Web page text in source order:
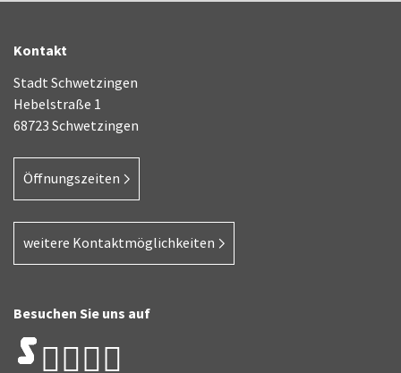
Kontakt
Stadt Schwetzingen
Hebelstraße 1
68723 Schwetzingen
Öffnungszeiten
weitere Kontaktmöglichkeiten
Besuchen Sie uns auf